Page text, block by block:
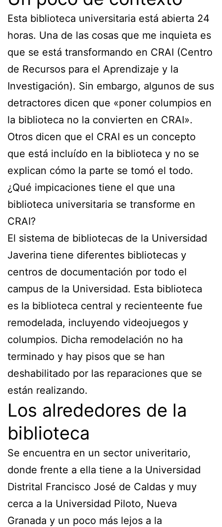
Esta biblioteca universitaria está abierta 24
horas. Una de las cosas que me inquieta es
que se está transformando en CRAI (Centro
de Recursos para el Aprendizaje y la
Investigación). Sin embargo, algunos de sus
detractores dicen que «poner columpios en
la biblioteca no la convierten en CRAI».
Otros dicen que el CRAI es un concepto
que está incluído en la biblioteca y no se
explican cómo la parte se tomó el todo.
¿Qué impicaciones tiene el que una
biblioteca universitaria se transforme en
CRAI?
El sistema de bibliotecas de la Universidad
Javerina tiene diferentes bibliotecas y
centros de documentación por todo el
campus de la Universidad. Esta biblioteca
es la biblioteca central y recienteente fue
remodelada, incluyendo videojuegos y
columpios. Dicha remodelación no ha
terminado y hay pisos que se han
deshabilitado por las reparaciones que se
están realizando.
Los alrededores de la
biblioteca
Se encuentra en un sector univeritario,
donde frente a ella tiene a la Universidad
Distrital Francisco José de Caldas y muy
cerca a la Universidad Piloto, Nueva
Granada y un poco más lejos a la